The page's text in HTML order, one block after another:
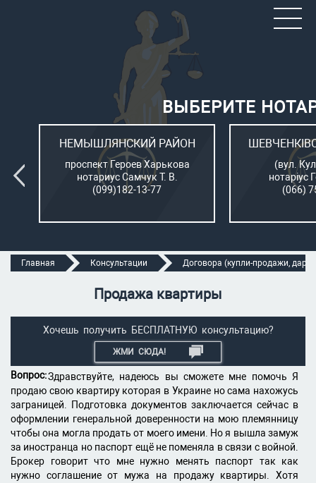
ВЫБЕРИТЕ
НЕМЫШЛЯНСКИЙ РАЙОН
проспект Героев Харькова
нотариус Самчук Т. В.
(099)182-13-77
(вул.
нотаріус
(066)
Главная Консультации Договора (купли-продажи,
Продажа квартиры
Хочешь получить БЕСПЛАТНУЮ консультацию?
ЖМИ СЮДА!
Вопрос:Здравствуйте, надеюсь вы сможете мне помочь Я
продаю свою квартиру которая в Украине но сама нахожусь
заграницей. Подготовка документов заключается сейчас в
оформлении генеральной доверенности на мою племянницу
чтобы она могла продать от моего имени. Но я вышла замуж
за иностранца но паспорт ещё не поменяла в связи с войной.
Брокер говорит что мне нужно менять паспорт так как
нужно соглашение от мужа на продажу квартиры. Хотя